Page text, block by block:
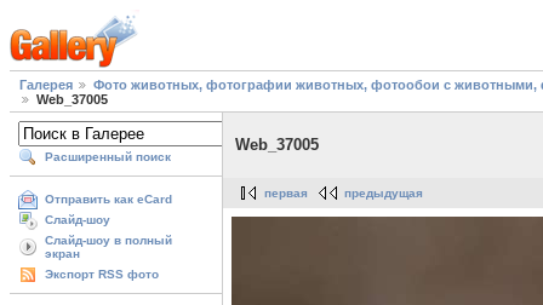
Галерея
Фото животных, фотографии животных, фотообои с
Web_37005
Расширенный поиск
Отправить как eCard
Слайд-шоу
Слайд-шоу в полный
экран
Экспорт RSS фото
Web_37005
первая предыдущая